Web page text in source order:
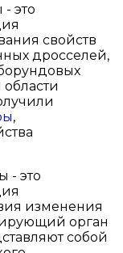
это
свойств
дросселей,
,
- это
изменения
орган
собой